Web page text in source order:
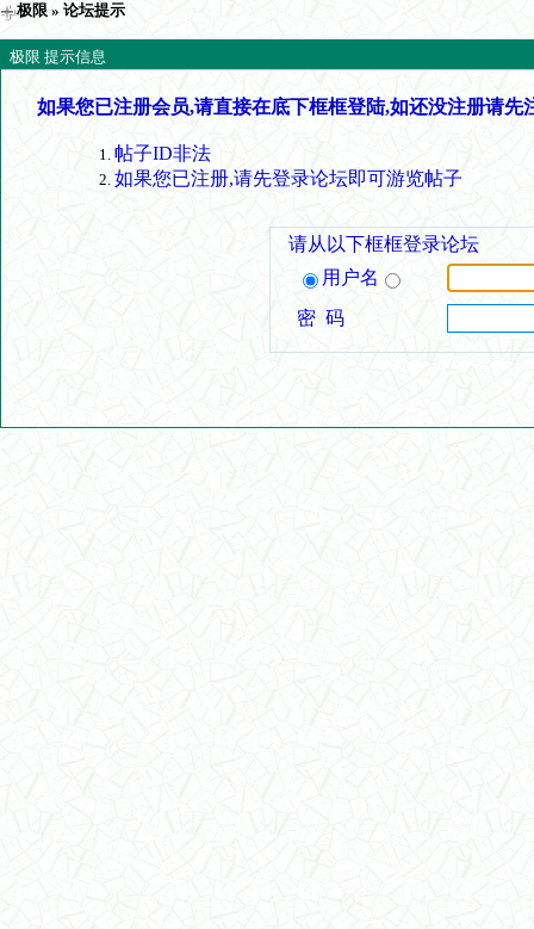
极限 » 论坛提示
极限 提示信息
如果您已注册会员,请直接在底下框框登陆,如还没注册请先
帖子ID非法
如果您已注册,请先登录论坛即可游览帖子
请从以下框框登录论坛
用户名
密 码